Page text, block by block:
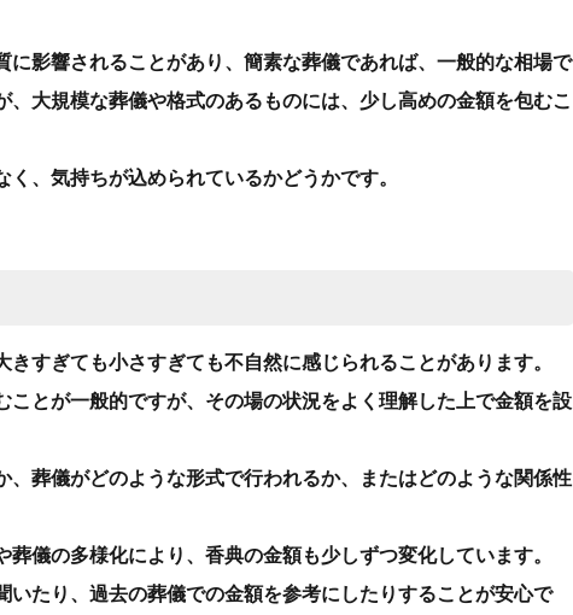
に影響されることがあり、簡素な葬儀であれば、一般的な相場で
、大規模な葬儀や格式のあるものには、少し高めの金額を包むこ
、気持ちが込められているかどうかです。
すぎても小さすぎても不自然に感じられることがあります。
ことが一般的ですが、その場の状況をよく理解した上で金額を設
、葬儀がどのような形式で行われるか、またはどのような関係性
儀の多様化により、香典の金額も少しずつ変化しています。
いたり、過去の葬儀での金額を参考にしたりすることが安心で